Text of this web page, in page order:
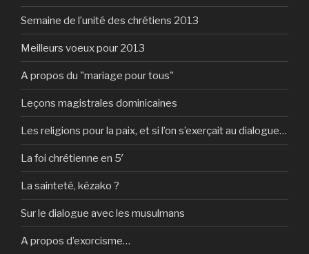
Semaine de l’unité des chrétiens 2013
Meilleurs voeux pour 2013
A propos du "mariage pour tous"
Leçons magistrales dominicaines
Les religions pour la paix, et si l’on s’exerçait au dialogue…
La foi chrétienne en 5′
La sainteté, kézako ?
Sur le dialogue avec les musulmans
A propos d’exorcisme…